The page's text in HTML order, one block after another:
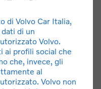
di Volvo Car Italia,
di un
Volvo.
ai profili social che
che, invece, gli
al
Volvo non